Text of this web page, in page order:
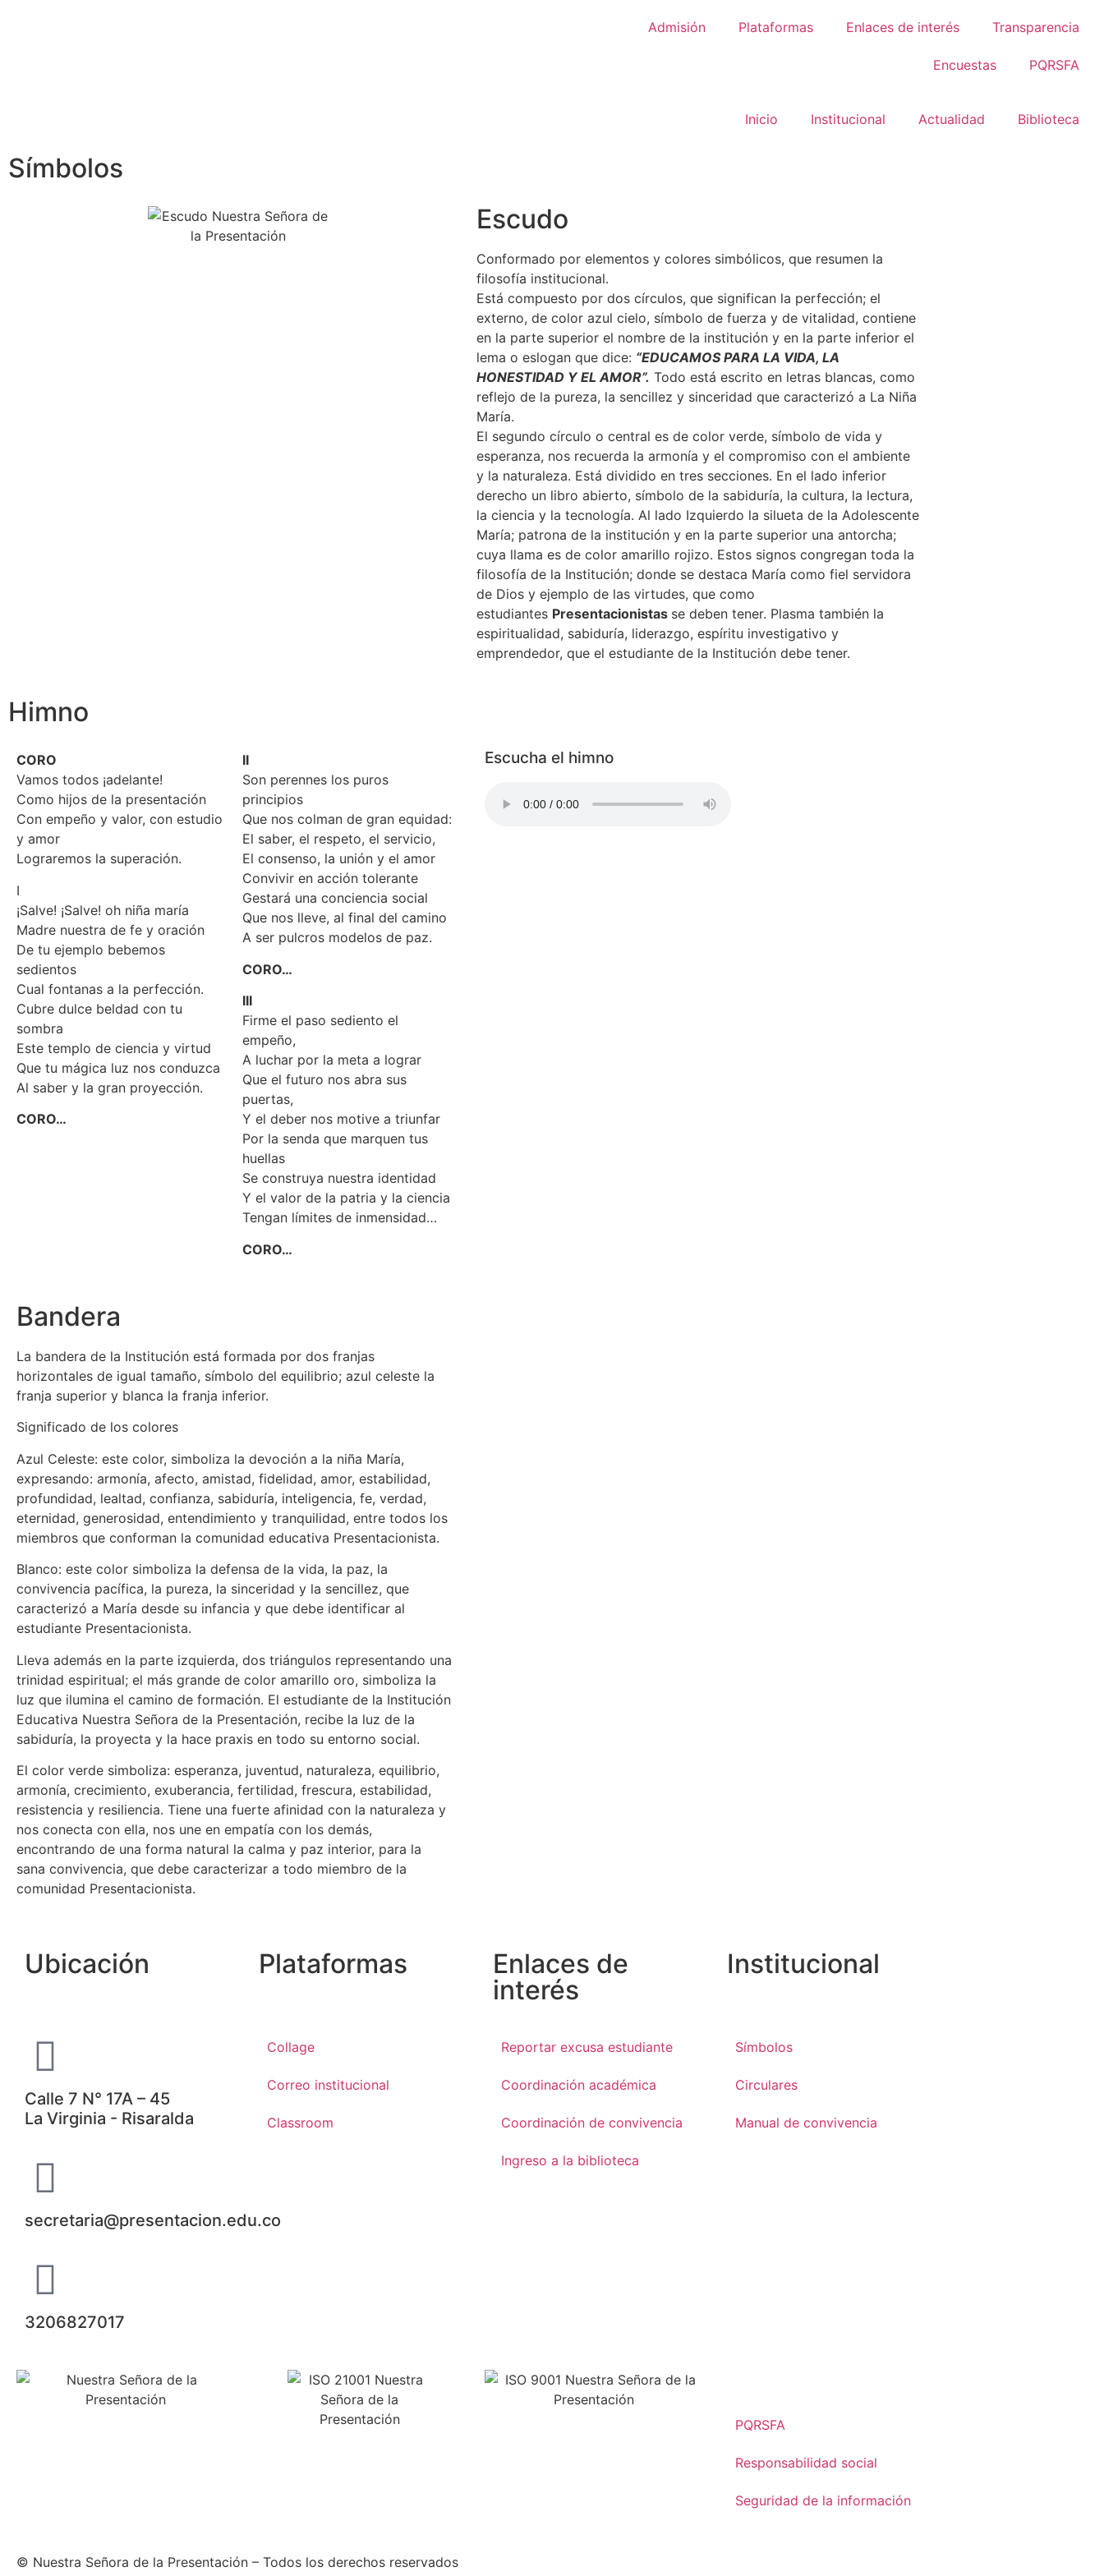
Admisión
Plataformas Enlaces de interés Transparencia
Encuestas PQRSFA
Inicio Institucional Actualidad Biblioteca
Símbolos
Escudo
Conformado por elementos y colores simbólicos, que resumen la
filosofía institucional.
Está compuesto por dos círculos, que significan la perfección; el
externo, de color azul cielo, símbolo de fuerza y de vitalidad, contiene
en la parte superior el nombre de la institución y en la parte inferior el
lema o eslogan que dice: “EDUCAMOS PARA LA VIDA, LA
HONESTIDAD Y EL AMOR”. Todo está escrito en letras blancas, como
reflejo de la pureza, la sencillez y sinceridad que caracterizó a La Niña
María.
El segundo círculo o central es de color verde, símbolo de vida y
esperanza, nos recuerda la armonía y el compromiso con el ambiente
y la naturaleza. Está dividido en tres secciones. En el lado inferior
derecho un libro abierto, símbolo de la sabiduría, la cultura, la lectura,
la ciencia y la tecnología. Al lado Izquierdo la silueta de la Adolescente
María; patrona de la institución y en la parte superior una antorcha;
cuya llama es de color amarillo rojizo. Estos signos congregan toda la
filosofía de la Institución; donde se destaca María como fiel servidora
de Dios y ejemplo de las virtudes, que como
estudiantes Presentacionistas se deben tener. Plasma también la
espiritualidad, sabiduría, liderazgo, espíritu investigativo y
emprendedor, que el estudiante de la Institución debe tener.
Himno
CORO
Vamos todos ¡adelante!
Como hijos de la presentación
Con empeño y valor, con estudio
y amor
Lograremos la superación.
I
¡Salve! ¡Salve! oh niña maría
Madre nuestra de fe y oración
De tu ejemplo bebemos
sedientos
Cual fontanas a la perfección.
Cubre dulce beldad con tu
sombra
Este templo de ciencia y virtud
Que tu mágica luz nos conduzca
Al saber y la gran proyección.
CORO…
II
Son perennes los puros
principios
Que nos colman de gran equidad:
El saber, el respeto, el servicio,
El consenso, la unión y el amor
Convivir en acción tolerante
Gestará una conciencia social
Que nos lleve, al final del camino
A ser pulcros modelos de paz.
CORO…
III
Firme el paso sediento el
empeño,
A luchar por la meta a lograr
Que el futuro nos abra sus
puertas,
Y el deber nos motive a triunfar
Por la senda que marquen tus
huellas
Se construya nuestra identidad
Y el valor de la patria y la ciencia
Tengan límites de inmensidad…
CORO…
Escucha el himno
Bandera
La bandera de la Institución está formada por dos franjas
horizontales de igual tamaño, símbolo del equilibrio; azul celeste la
franja superior y blanca la franja inferior.
Significado de los colores
Azul Celeste: este color, simboliza la devoción a la niña María,
expresando: armonía, afecto, amistad, fidelidad, amor, estabilidad,
profundidad, lealtad, confianza, sabiduría, inteligencia, fe, verdad,
eternidad, generosidad, entendimiento y tranquilidad, entre todos los
miembros que conforman la comunidad educativa Presentacionista.
Blanco: este color simboliza la defensa de la vida, la paz, la
convivencia pacífica, la pureza, la sinceridad y la sencillez, que
caracterizó a María desde su infancia y que debe identificar al
estudiante Presentacionista.
Lleva además en la parte izquierda, dos triángulos representando una
trinidad espiritual; el más grande de color amarillo oro, simboliza la
luz que ilumina el camino de formación. El estudiante de la Institución
Educativa Nuestra Señora de la Presentación, recibe la luz de la
sabiduría, la proyecta y la hace praxis en todo su entorno social.
El color verde simboliza: esperanza, juventud, naturaleza, equilibrio,
armonía, crecimiento, exuberancia, fertilidad, frescura, estabilidad,
resistencia y resiliencia. Tiene una fuerte afinidad con la naturaleza y
nos conecta con ella, nos une en empatía con los demás,
encontrando de una forma natural la calma y paz interior, para la
sana convivencia, que debe caracterizar a todo miembro de la
comunidad Presentacionista.
Ubicación Plataformas
Enlaces de
interés
Institucional
Calle 7 N° 17A – 45
La Virginia - Risaralda
secretaria@presentacion.edu.co
3206827017
Collage
Correo institucional
Classroom
Reportar excusa estudiante
Coordinación académica
Coordinación de convivencia
Ingreso a la biblioteca
Símbolos
Circulares
Manual de convivencia
PQRSFA
Responsabilidad social
Seguridad de la información
© Nuestra Señora de la Presentación – Todos los derechos reservados